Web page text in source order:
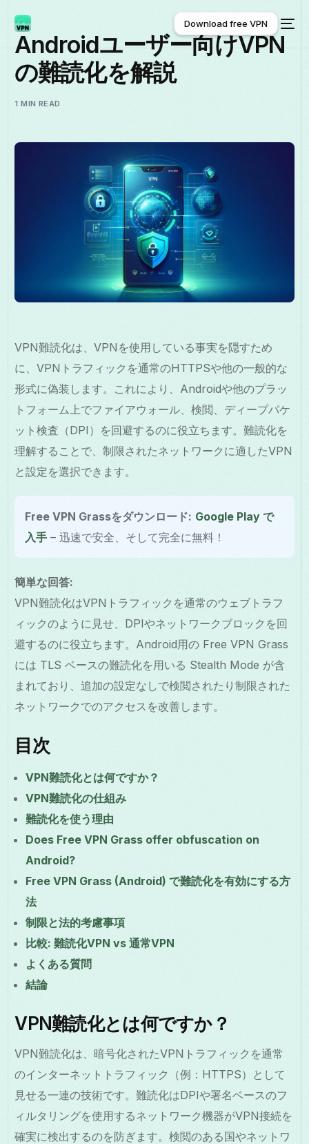
日本語
Download free VPN
Download free VPN
Androidユーザー向けVPN
の難読化を解説
1 MIN READ
VPN難読化は、VPNを使用している事実を隠すため
に、VPNトラフィックを通常のHTTPSや他の一般的な
形式に偽装します。これにより、Androidや他のプラッ
トフォーム上でファイアウォール、検閲、ディープパケ
ット検査（DPI）を回避するのに役立ちます。難読化を
理解することで、制限されたネットワークに適したVPN
と設定を選択できます。
Free VPN Grassをダウンロード: Google Play で
入手 – 迅速で安全、そして完全に無料！
簡単な回答:
VPN難読化はVPNトラフィックを通常のウェブトラフ
ィックのように見せ、DPIやネットワークブロックを回
避するのに役立ちます。Android用の Free VPN Grass
には TLS ベースの難読化を用いる Stealth Mode が含
まれており、追加の設定なしで検閲されたり制限された
ネットワークでのアクセスを改善します。
目次
VPN難読化とは何ですか？
VPN難読化の仕組み
難読化を使う理由
Does Free VPN Grass offer obfuscation on
Android?
Free VPN Grass (Android) で難読化を有効にする方
法
制限と法的考慮事項
比較: 難読化VPN vs 通常VPN
よくある質問
結論
VPN難読化とは何ですか？
VPN難読化は、暗号化されたVPNトラフィックを通常
のインターネットトラフィック（例：HTTPS）として
見せる一連の技術です。難読化はDPIや署名ベースのフ
ィルタリングを使用するネットワーク機器がVPN接続を
確実に検出するのを防ぎます。検閲のある国やネットワ